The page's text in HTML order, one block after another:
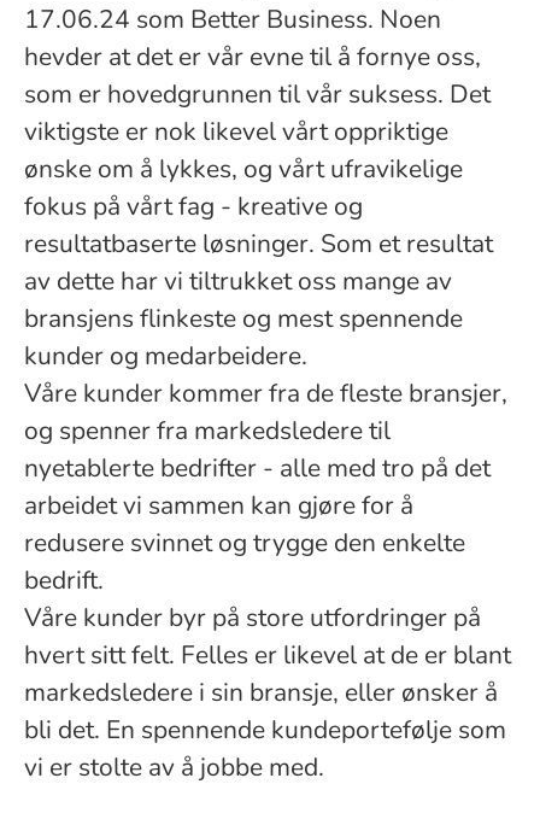
17.06.24 som Better Business. Noen
hevder at det er vår evne til å fornye oss,
som er hovedgrunnen til vår suksess. Det
viktigste er nok likevel vårt oppriktige
ønske om å lykkes, og vårt ufravikelige
fokus på vårt fag - kreative og
resultatbaserte løsninger. Som et resultat
av dette har vi tiltrukket oss mange av
bransjens flinkeste og mest spennende
kunder og medarbeidere.
Våre kunder kommer fra de fleste bransjer,
og spenner fra markedsledere til
nyetablerte bedrifter - alle med tro på det
arbeidet vi sammen kan gjøre for å
redusere svinnet og trygge den enkelte
bedrift.
Våre kunder byr på store utfordringer på
hvert sitt felt. Felles er likevel at de er blant
markedsledere i sin bransje, eller ønsker å
bli det. En spennende kundeportefølje som
vi er stolte av å jobbe med.